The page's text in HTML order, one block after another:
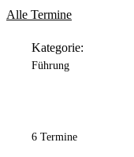
Alle Termine
Kategorie:
Führung
6 Termine